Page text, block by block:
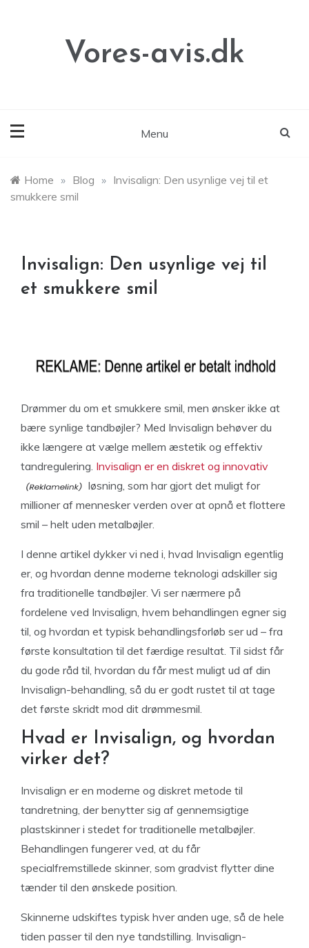
Vores-avis.dk
Menu
Home » Blog » Invisalign: Den usynlige vej til et
smukkere smil
Invisalign: Den usynlige vej til
et smukkere smil
Drømmer du om et smukkere smil, men ønsker ikke at
bære synlige tandbøjler? Med Invisalign behøver du
ikke længere at vælge mellem æstetik og effektiv
tandregulering. Invisalign er en diskret og innovativ
løsning, som har gjort det muligt for
millioner af mennesker verden over at opnå et flottere
smil – helt uden metalbøjler.
I denne artikel dykker vi ned i, hvad Invisalign egentlig
er, og hvordan denne moderne teknologi adskiller sig
fra traditionelle tandbøjler. Vi ser nærmere på
fordelene ved Invisalign, hvem behandlingen egner sig
til, og hvordan et typisk behandlingsforløb ser ud – fra
første konsultation til det færdige resultat. Til sidst får
du gode råd til, hvordan du får mest muligt ud af din
Invisalign-behandling, så du er godt rustet til at tage
det første skridt mod dit drømmesmil.
Hvad er Invisalign, og hvordan
virker det?
Invisalign er en moderne og diskret metode til
tandretning, der benytter sig af gennemsigtige
plastskinner i stedet for traditionelle metalbøjler.
Behandlingen fungerer ved, at du får
specialfremstillede skinner, som gradvist flytter dine
tænder til den ønskede position.
Skinnerne udskiftes typisk hver anden uge, så de hele
tiden passer til den nye tandstilling. Invisalign-